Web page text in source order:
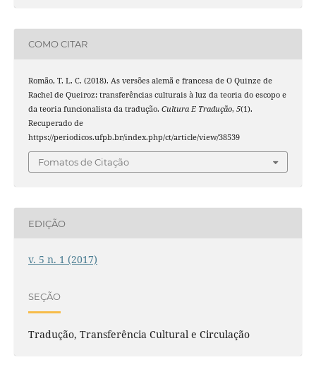
COMO CITAR
Romão, T. L. C. (2018). As versões alemã e francesa de O Quinze de
Rachel de Queiroz: transferências culturais à luz da teoria do escopo e
da teoria funcionalista da tradução. Cultura E Tradução, 5(1).
Recuperado de
https://periodicos.ufpb.br/index.php/ct/article/view/38539
Fomatos de Citação
EDIÇÃO
v. 5 n. 1 (2017)
SEÇÃO
Tradução, Transferência Cultural e Circulação